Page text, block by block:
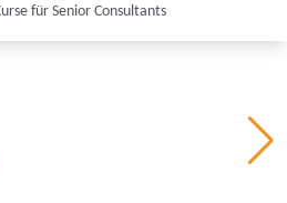
für Senior Consultants